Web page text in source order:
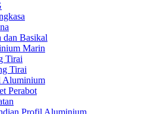
Basikal
Marin
Tirai
Tirai
Aluminium
Perabot